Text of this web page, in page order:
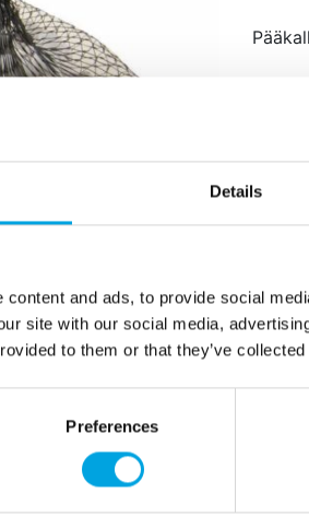
Details
and ads, to provide social
site with our social media,
to them or that they’ve
Preferences